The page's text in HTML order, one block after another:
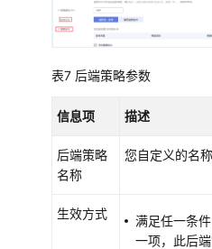
表7 后端策略参数
信息项 描述
后端策略
名称
您自定义的名
生效方式
满足任一条
一项，此后端